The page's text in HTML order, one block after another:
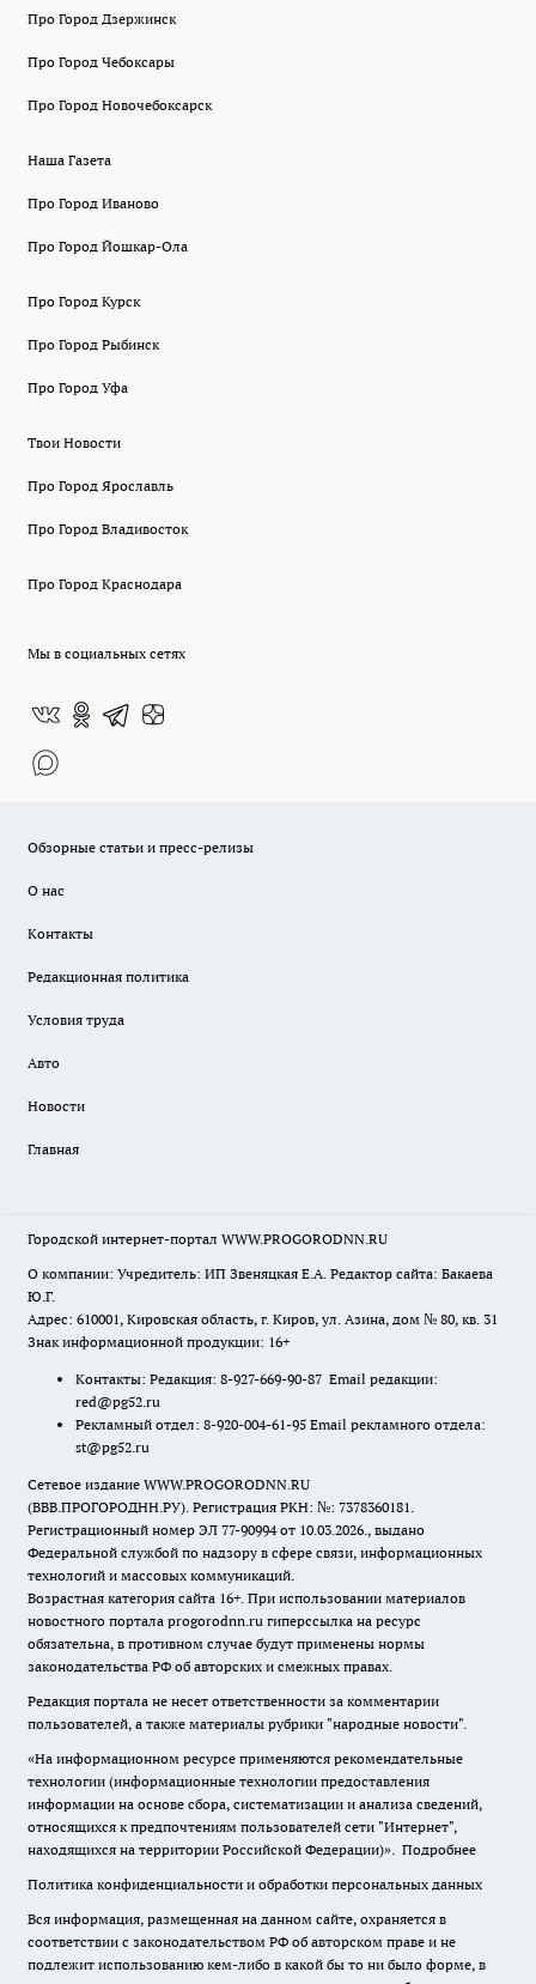
Про Город Дзержинск
Про Город Чебоксары
Про Город Новочебоксарск
Наша Газета
Про Город Иваново
Про Город Йошкар-Ола
Про Город Курск
Про Город Рыбинск
Про Город Уфа
Твои Новости
Про Город Ярославль
Про Город Владивосток
Про Город Краснодара
Мы в социальных сетях
Обзорные статьи и пресс-релизы
О нас
Контакты
Редакционная политика
Условия труда
Авто
Новости
Главная
Городской интернет-портал WWW.PROGORODNN.RU
О компании: Учредитель: ИП Звеняцкая Е.А. Редактор сайта: Бакаева
Ю.Г.
Адрес: 610001, Кировская область, г. Киров, ул. Азина, дом № 80, кв. 31
Знак информационной продукции: 16+
Контакты: Редакция: 8-927-669-90-87 Email редакции:
red@pg52.ru
Рекламный отдел: 8-920-004-61-95 Email рекламного отдела:
st@pg52.ru
Сетевое издание WWW.PROGORODNN.RU
(ВВВ.ПРОГОРОДНН.РУ). Регистрация РКН: №: 7378360181.
Регистрационный номер ЭЛ 77-90994 от 10.03.2026., выдано
Федеральной службой по надзору в сфере связи, информационных
технологий и массовых коммуникаций.
Возрастная категория сайта 16+. При использовании материалов
новостного портала progorodnn.ru гиперссылка на ресурс
обязательна, в противном случае будут применены нормы
законодательства РФ об авторских и смежных правах.
Редакция портала не несет ответственности за комментарии
пользователей, а также материалы рубрики "народные новости".
«На информационном ресурсе применяются рекомендательные
технологии (информационные технологии предоставления
информации на основе сбора, систематизации и анализа сведений,
относящихся к предпочтениям пользователей сети "Интернет",
находящихся на территории Российской Федерации)». Подробнее
Политика конфиденциальности и обработки персональных данных
Вся информация, размещенная на данном сайте, охраняется в
соответствии с законодательством РФ об авторском праве и не
подлежит использованию кем-либо в какой бы то ни было форме, в